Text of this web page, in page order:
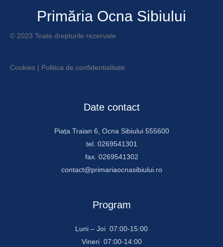
Primăria Ocna Sibiului
© 2023 Toate drepturile rezervate
Cookies | Politica de confidentialitate
Date contact
Piața Traian 6, Ocna Sibiului 555600
tel. 0269541301
fax. 0269541302
contact@primariaocnasibiului.ro
Program
Luni – Joi 07:00-15:00
Vineri 07:00-14:00